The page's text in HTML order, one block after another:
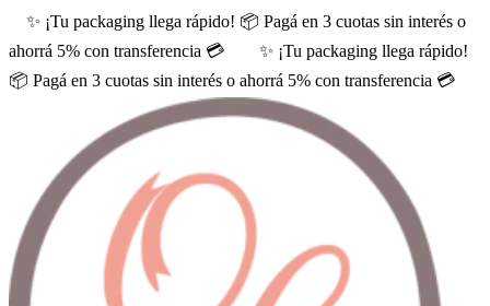
✨ ¡Tu packaging llega rápido! 📦 Pagá en 3 cuotas sin interés o
ahorrá 5% con transferencia 💳
✨ ¡Tu packaging llega rápido!
📦 Pagá en 3 cuotas sin interés o ahorrá 5% con transferencia 💳